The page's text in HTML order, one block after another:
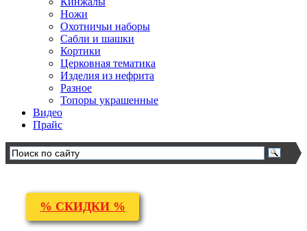
Ножи
Охотничьи наборы
Сабли и шашки
Кортики
Церковная тематика
Изделия из нефрита
Разное
Топоры украшенные
Видео
Прайс
% СКИДКИ %